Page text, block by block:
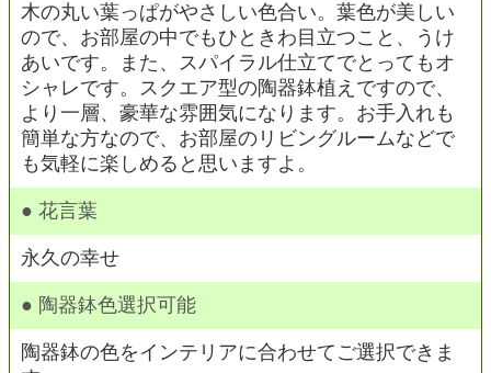
木の丸い葉っぱがやさしい色合い。葉色が美しい
ので、お部屋の中でもひときわ目立つこと、うけ
あいです。また、スパイラル仕立てでとってもオ
シャレです。スクエア型の陶器鉢植えですので、
より一層、豪華な雰囲気になります。お手入れも
簡単な方なので、お部屋のリビングルームなどで
も気軽に楽しめると思いますよ。
● 花言葉
永久の幸せ
● 陶器鉢色選択可能
陶器鉢の色をインテリアに合わせてご選択できま